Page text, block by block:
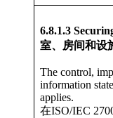
6.8.1.3
室、房间和设
The control,
information
applies.
在ISO/IEC